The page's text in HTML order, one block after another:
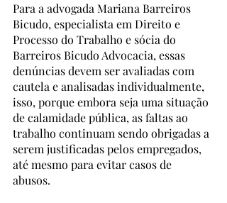
Para a advogada Mariana Barreiros
Bicudo, especialista em Direito e
Processo do Trabalho e sócia do
Barreiros Bicudo Advocacia, essas
denúncias devem ser avaliadas com
cautela e analisadas individualmente,
isso, porque embora seja uma situação
de calamidade pública, as faltas ao
trabalho continuam sendo obrigadas a
serem justificadas pelos empregados,
até mesmo para evitar casos de
abusos.